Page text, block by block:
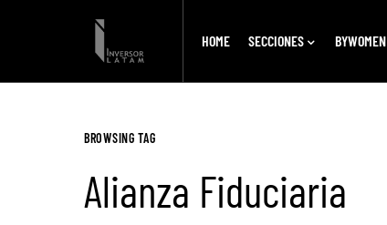
HOME SECCIONES BYWOMEN
BROWSING TAG
Alianza Fiduciaria